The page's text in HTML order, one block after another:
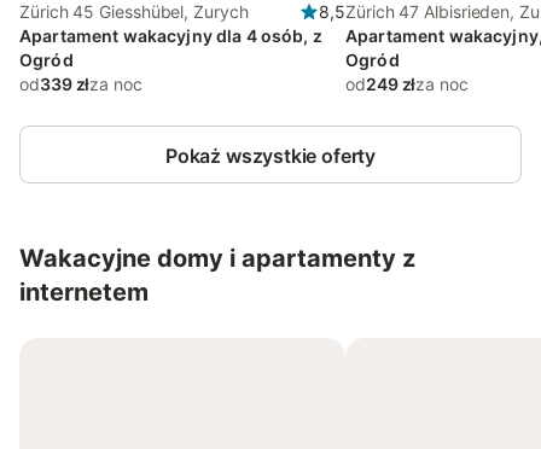
Zürich 45 Giesshübel, Zurych
8,5
Apartament wakacyjny dla 4 osób, z
Ogród
od339 złza noc
Zürich 47 Albisrieden,
Apartament
Ogród
od249 złza noc
Pokaż wszystkie oferty
Wakacyjne domy i apartamenty z
internetem